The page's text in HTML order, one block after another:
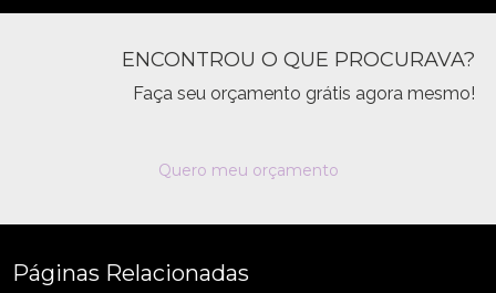
ENCONTROU O QUE PROCURAVA?
Faça seu orçamento grátis agora mesmo!
Quero meu orçamento
Páginas Relacionadas